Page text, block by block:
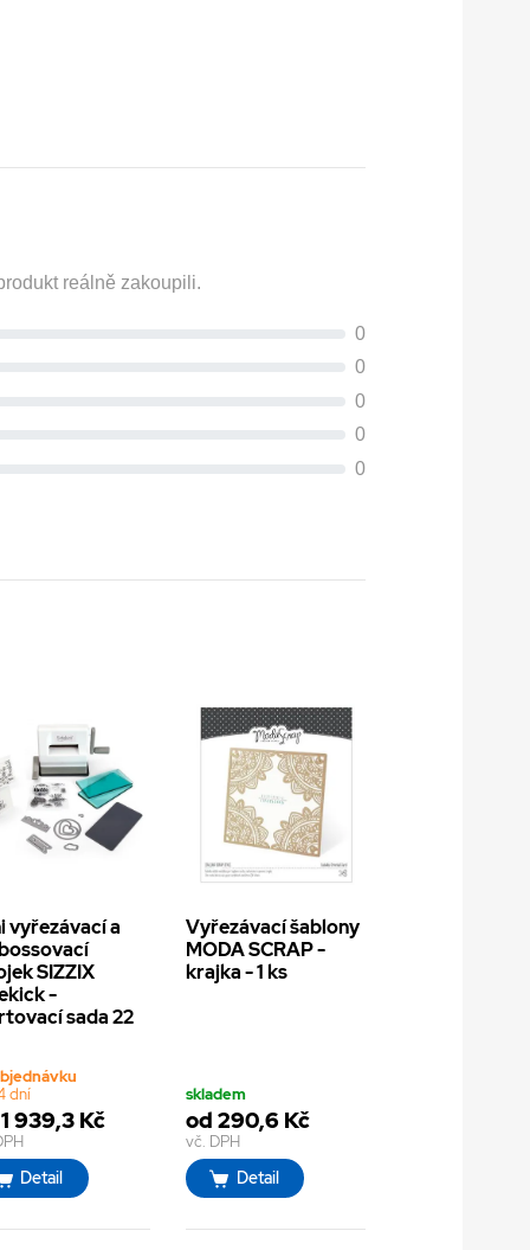
reálně zakoupili.
0
0
0
0
0
vyřezávací a
SIZZIX
-
sada 22
dní
939,3 Kč
Detail
Vyřezávací šablony
MODA SCRAP -
krajka - 1 ks
skladem
od 290,6 Kč
vč. DPH
Detail